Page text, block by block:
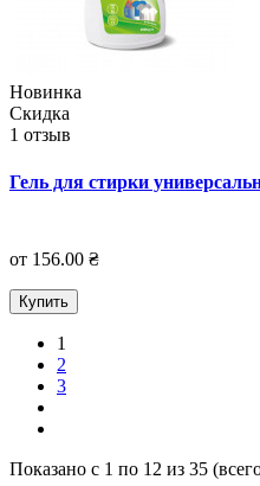
Новинка
Скидка
1 отзыв
Гель для стирки
от 156.00 ₴
Купить
1
2
3
Показано с 1 по 12 из 35